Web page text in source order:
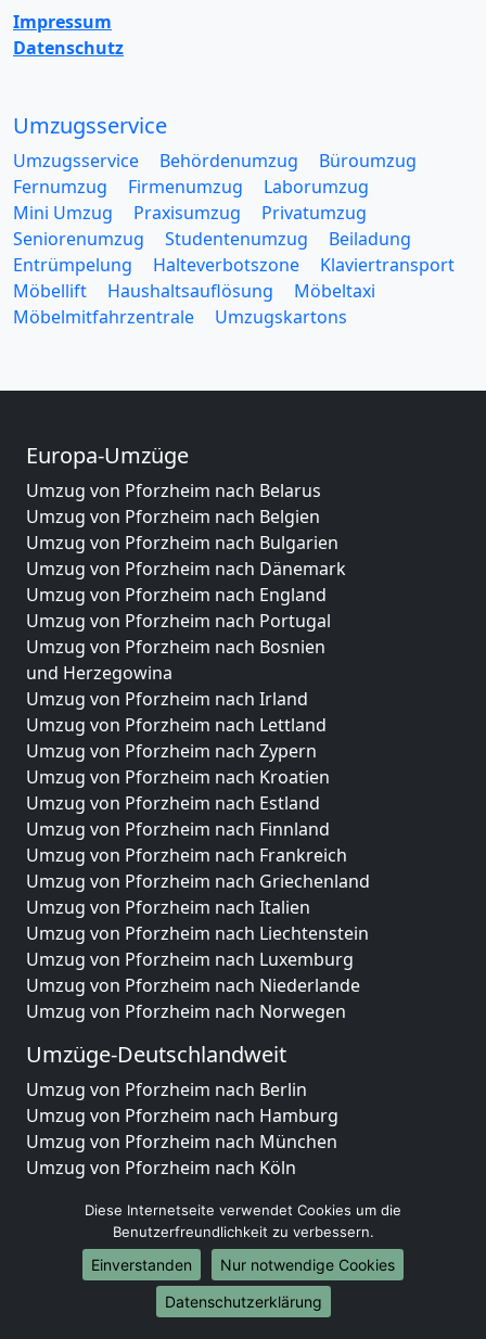
Impressum
Datenschutz
Umzugsservice
Umzugsservice Behördenumzug
Büroumzug
Fernumzug
Firmenumzug
Laborumzug
Mini Umzug
Praxisumzug
Privatumzug
Seniorenumzug
Studentenumzug
Beiladung
Entrümpelung
Halteverbotszone
Klaviertransport
Möbellift
Haushaltsauflösung
Möbeltaxi
Möbelmitfahrzentrale
Umzugskartons
Europa-Umzüge
Umzug von Pforzheim nach Belarus
Umzug von Pforzheim nach Belgien
Umzug von Pforzheim nach Bulgarien
Umzug von Pforzheim nach Dänemark
Umzug von Pforzheim nach England
Umzug von Pforzheim nach Portugal
Umzug von Pforzheim nach Bosnien
und Herzegowina
Umzug von Pforzheim nach Irland
Umzug von Pforzheim nach Lettland
Umzug von Pforzheim nach Zypern
Umzug von Pforzheim nach Kroatien
Umzug von Pforzheim nach Estland
Umzug von Pforzheim nach Finnland
Umzug von Pforzheim nach Frankreich
Umzug von Pforzheim nach Griechenland
Umzug von Pforzheim nach Italien
Umzug von Pforzheim nach Liechtenstein
Umzug von Pforzheim nach Luxemburg
Umzug von Pforzheim nach Niederlande
Umzug von Pforzheim nach Norwegen
Umzüge-Deutschlandweit
Umzug von Pforzheim nach Berlin
Umzug von Pforzheim nach Hamburg
Umzug von Pforzheim nach München
Umzug von Pforzheim nach Köln
Umzug von Pforzheim nach Stuttgart
Umzug von Pforzheim nach Düsseldorf
Umzug von Pforzheim nach Leipzig
Umzug von Pforzheim nach Dortmund
Umzug von Pforzheim nach Essen
Diese Internetseite verwendet Cookies um die
Benutzerfreundlichkeit zu verbessern.
Einverstanden
Nur notwendige Cookies
Datenschutzerklärung